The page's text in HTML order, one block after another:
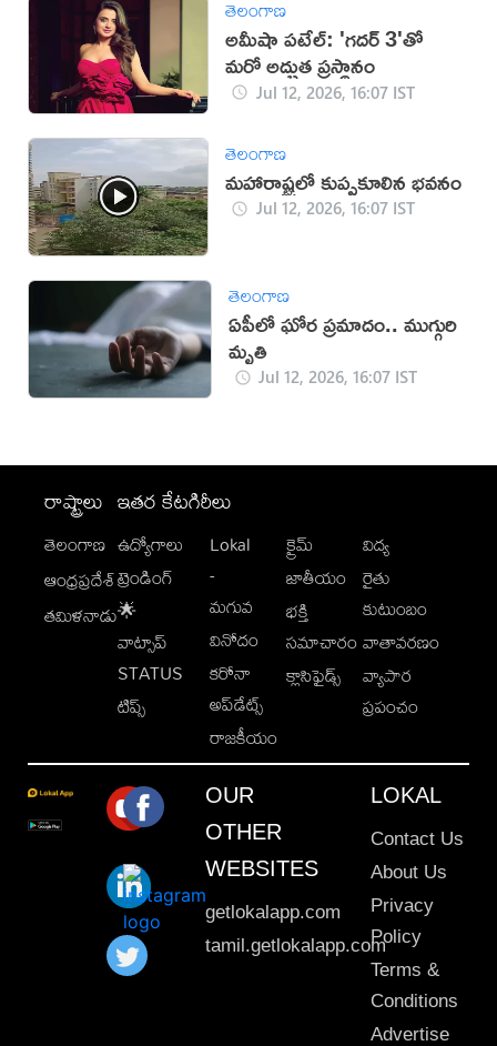
తెలంగాణ
అమీషా పటేల్: 'గదర్ 3'తో
మరో అద్భుత ప్రస్థానం
Jul 12, 2026, 16:07 IST
తెలంగాణ
మహారాష్ట్రలో కుప్పకూలిన భవనం
Jul 12, 2026, 16:07 IST
తెలంగాణ
ఏపీలో ఘోర ప్రమాదం.. ముగ్గురి
మృతి
Jul 12, 2026, 16:07 IST
రాష్ట్రాలు
తెలంగాణ
ఆంధ్రప్రదేశ్
తమిళనాడు
ఇతర కేటగిరీలు
ఉద్యోగాలు
ట్రెండింగ్
🌟
వాట్సాప్
STATUS
టిప్స్
Lokal
-
మగువ
వినోదం
కరోనా
అప్‌డేట్స్
రాజకీయం
క్రైమ్
జాతీయం
భక్తి
సమాచారం
క్లాసిఫైడ్స్
విద్య
రైతు
కుటుంబం
వాతావరణం
వ్యాపార
ప్రపంచం
OUR
OTHER
WEBSITES
getlokalapp.com
tamil.getlokalapp.com
LOKAL
Contact Us
About Us
Privacy
Policy
Terms &
Conditions
Advertise